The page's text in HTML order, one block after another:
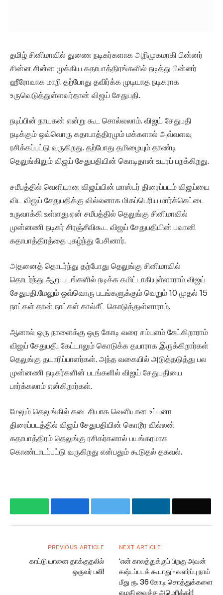
தமிழ் சினிமாவில் துணை நடிகர்களாக அறிமுகமாகி பின்னர்
சின்ன சின்ன முக்கிய கதாபாத்திரங்களில் நடித்து பின்னர்
ஹீரோவாக மாறி தற்போது தவிர்க்க முடியாத நடிகராக
உருவெடுத்துள்ளவர்தான் விஜய் சேதுபதி.
நடிப்பின் நாயகன் என்று கூட சொல்லலாம். விஜய் சேதுபதி
நடிக்கும் ஒவ்வொரு கதாபாத்திரமும் மக்களால் அவ்வளவு
ரசிக்கப்பட்டு வருகிறது. தற்போது தமிழையும் தாண்டி
தெலுங்கிலும் விஜய் சேதுபதியின் கொடிதான் உயரப் பறக்கிறது.
சமீபத்தில் வெளியான விஜய்யின் மாஸ்டர் திரைப்படம் விஜய்யை
விட விஜய் சேதுபதிக்கு வில்லனாக மிகப்பெரிய மார்க்கெட்டை
உருவாக்கி உள்ளது.ஏன் சமீபத்தில் தெலுங்கு சினிமாவில்
முன்னணி நடிகர் சிரஞ்சீவிகூட விஜய் சேதுபதியின் பவானி
கதாபாத்திரத்தை புகழ்ந்து பேசினார்.
அதனைத் தொடர்ந்து தற்போது தெலுங்கு சினிமாவில்
தொடர்ந்து ஆறு படங்களில் நடிக்க கமிட்டாகியுள்ளாராம் விஜய்
சேதுபதி.மேலும் ஒவ்வொரு படங்களுக்கும் வெறும் 10 முதல் 15
நாட்கள் தான் நாட்கள் கால்சீட் கொடுத்துள்ளாராம்.
ஆனால் ஒரு நாளைக்கு ஒரு கோடி வரை சம்பளம் கேட்கிறாராம்
விஜய் சேதுபதி. கேட்டாலும் கொடுக்க தயாராக இருக்கிறார்கள்
தெலுங்கு தயாரிப்பாளர்கள். அந்த வகையில் அடுத்தடுத்து பல
முன்னணி நடிகர்களின் படங்களில் விஜய் சேதுபதியை
பார்க்கலாம் என்கிறார்கள்.
மேலும் தெலுங்கில் கடைசியாக வெளியான உப்பனா
திரைப்படத்தில் விஜய் சேதுபதியின் கொடூர வில்லன்
கதாபாத்திரம் தெலுங்கு ரசிகர்களால் பயங்கரமாக
கொண்டாடப்பட்டு வருகிறது என்பதும் கூடுதல் தகவல்.
PREVIOUS ARTICLE
காட்டு யானை தாக்குதலில்
ஒருவர் பலி!
NEXT ARTICLE
‘என் காலத்துக்குப் பிறகு அவன்
கஷ்டப்படக் கூடாது’- வளர்ப்பு நாய்
மீது ரூ. 36 கோடி சொத்துக்களை
எழுதி வைத்த அமெரிக்கர்!